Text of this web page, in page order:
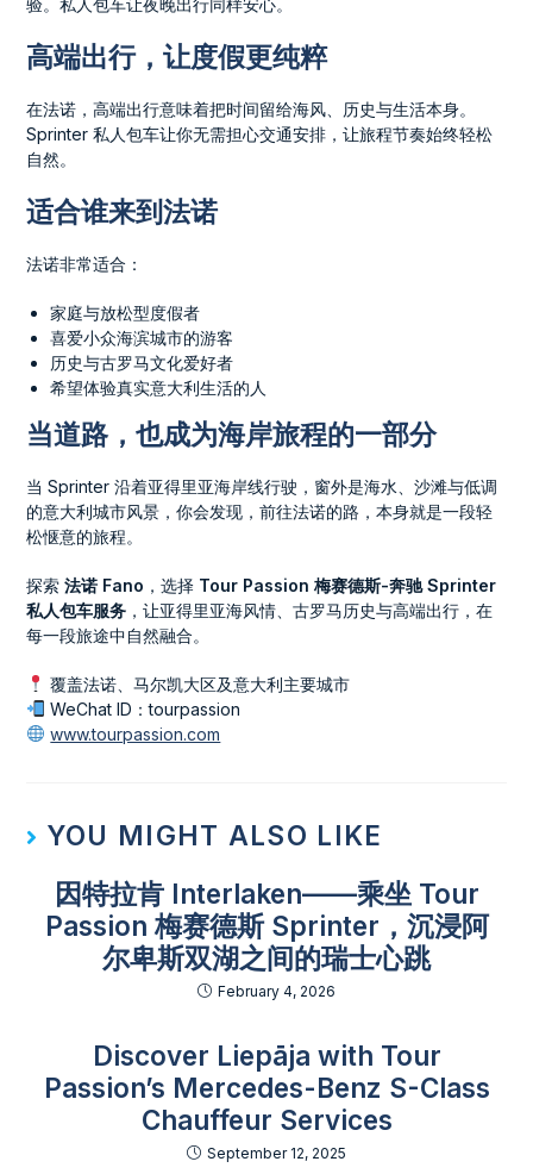
验。私人包车让夜晚出行同样安心。
高端出行，让度假更纯粹
在法诺，高端出行意味着把时间留给海风、历史与生活本身。
Sprinter 私人包车让你无需担心交通安排，让旅程节奏始终轻松
自然。
适合谁来到法诺
法诺非常适合：
家庭与放松型度假者
喜爱小众海滨城市的游客
历史与古罗马文化爱好者
希望体验真实意大利生活的人
当道路，也成为海岸旅程的一部分
当 Sprinter 沿着亚得里亚海岸线行驶，窗外是海水、沙滩与低调
的意大利城市风景，你会发现，前往法诺的路，本身就是一段轻
松惬意的旅程。
探索法诺 Fano ，选择 Tour Passion 梅赛德斯-奔驰 Sprinter
私人包车服务 ，让亚得里亚海风情、古罗马历史与高端出行，在
每一段旅途中自然融合。
覆盖法诺、马尔凯大区及意大利主要城市
WeChat ID：tourpassion
www.tourpassion.com
YOU MIGHT ALSO LIKE
因特拉肯 Interlaken——乘坐 Tour
Passion 梅赛德斯 Sprinter，沉浸阿
尔卑斯双湖之间的瑞士心跳
February 4, 2026
Discover Liepāja with Tour
Passion’s Mercedes-Benz S-Class
Chauffeur Services
September 12, 2025